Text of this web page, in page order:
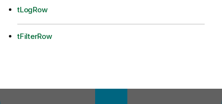
tLogRow
tFilterRow